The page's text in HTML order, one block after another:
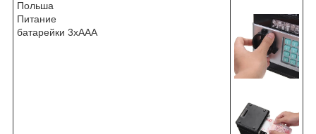
Польша
Питание
батарейки 3хААА